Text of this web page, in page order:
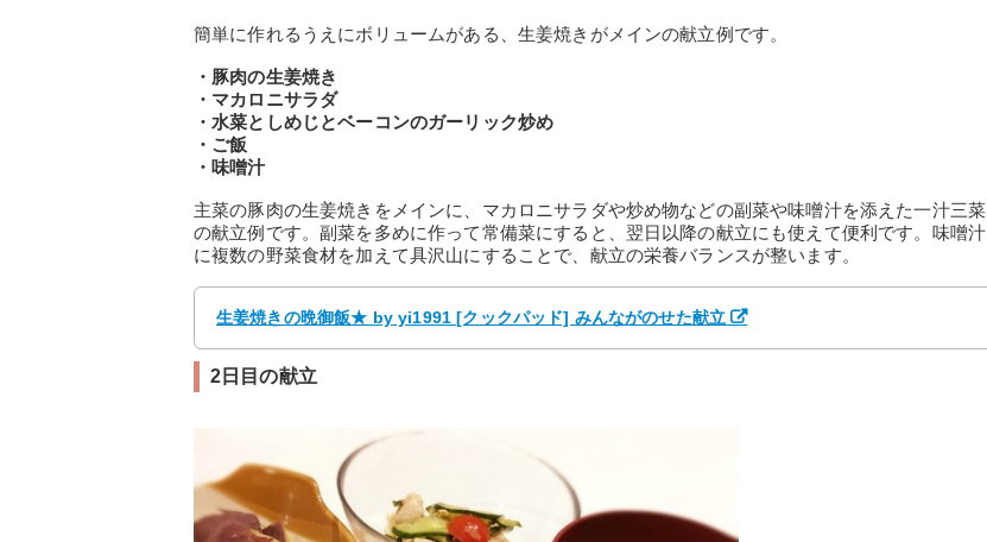
簡単に作れるうえにボリュームがある、生姜焼きがメインの献立例です。
・豚肉の生姜焼き
・マカロニサラダ
・水菜としめじとベーコンのガーリック炒め
・ご飯
・味噌汁
主菜の豚肉の生姜焼きをメインに、マカロニサラダや炒め物などの副菜や味噌汁を添えた一汁三菜
の献立例です。副菜を多めに作って常備菜にすると、翌日以降の献立にも使えて便利です。味噌汁
に複数の野菜食材を加えて具沢山にすることで、献立の栄養バランスが整います。
生姜焼きの晩御飯★ by yi1991 [クックパッド] みんながのせた献立
2日目の献立